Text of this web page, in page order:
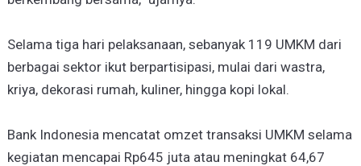
Selama tiga hari pelaksanaan, sebanyak 119 UMKM dari
berbagai sektor ikut berpartisipasi, mulai dari wastra,
kriya, dekorasi rumah, kuliner, hingga kopi lokal.
Bank Indonesia mencatat omzet transaksi UMKM selama
kegiatan mencapai Rp645 juta atau meningkat 64,67